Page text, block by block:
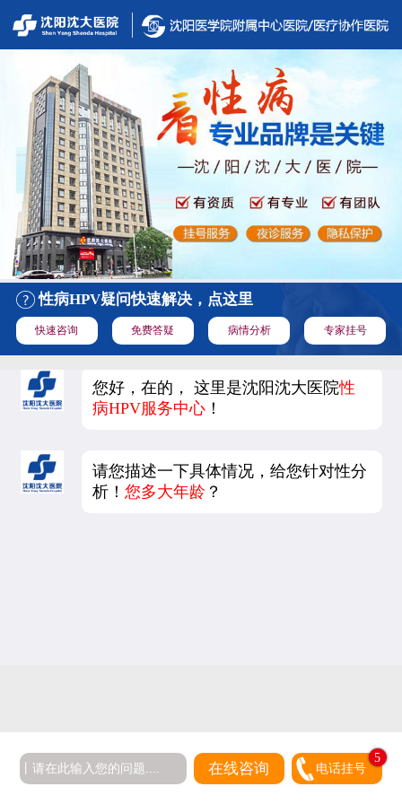
性病HPV疑问快速解决，点这里
快速咨询 免费答疑 病情分析 专家挂号
您好，在的， 这里是沈阳沈大医院性
病HPV服务中心 ！
请您描述一下具体情况，给您针对性分
析！您多大年龄 ？
在线咨询 电话挂号
5